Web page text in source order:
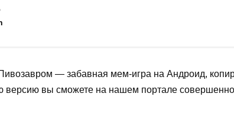
— забавная мем-игра на Андроид,
версию вы сможете на нашем портале совершенно